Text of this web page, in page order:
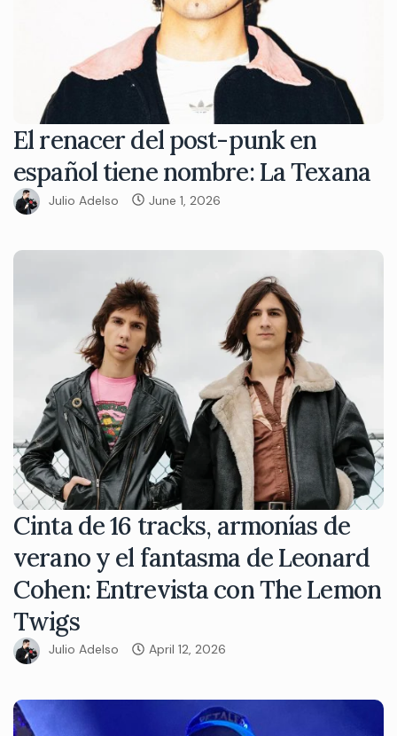
El renacer del post-punk en
español tiene nombre: La Texana
Julio Adelso June 1, 2026
Cinta de 16 tracks, armonías de
verano y el fantasma de Leonard
Cohen: Entrevista con The Lemon
Twigs
Julio Adelso April 12, 2026